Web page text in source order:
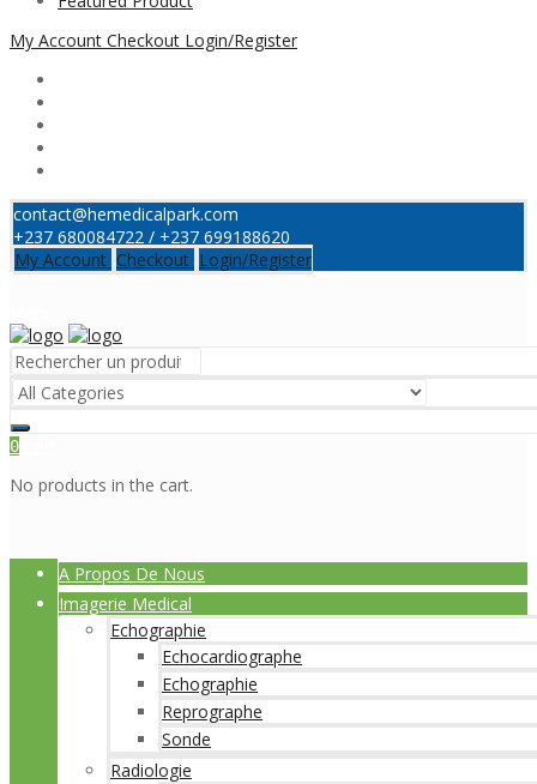
My Account Checkout Login/Register
contact@hemedicalpark.com
+237 680084722 / +237 699188620
My Account Checkout Login/Register
0
No products in the cart.
A Propos De Nous
Imagerie Medical
Echographie
Echocardiographe
Echographie
Reprographe
Sonde
Radiologie